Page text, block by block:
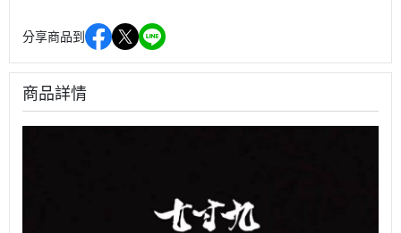
分享商品到
商品詳情